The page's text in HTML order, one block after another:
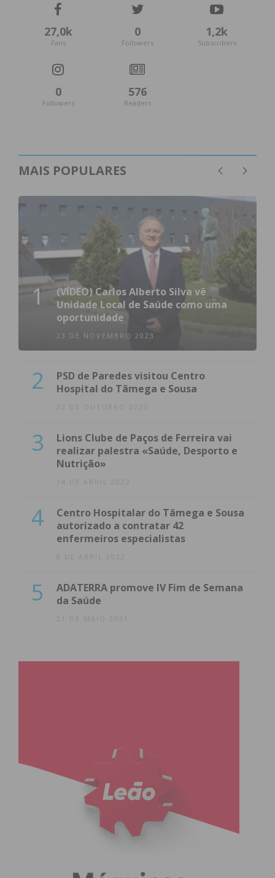
27,0k
Fans
0
Followers
1,2k
Subscribers
0
Followers
576
Readers
MAIS POPULARES
1
(VÍDEO) Carlos Alberto Silva vê
Unidade Local de Saúde como uma
oportunidade
23 DE NOVEMBRO 2023
2
PSD de Paredes visitou Centro
Hospital do Tâmega e Sousa
23 DE OUTUBRO 2023
3
Lions Clube de Paços de Ferreira vai
realizar palestra «Saúde, Desporto e
Nutrição»
14 DE ABRIL 2022
4
Centro Hospitalar do Tâmega e Sousa
autorizado a contratar 42
enfermeiros especialistas
8 DE ABRIL 2022
5
ADATERRA promove IV Fim de Semana
da Saúde
21 DE MAIO 2021